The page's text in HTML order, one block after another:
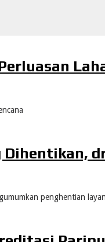
Dihentikan,
penghentian